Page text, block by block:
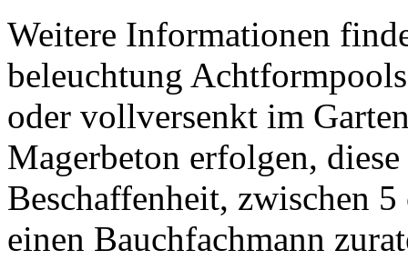
Weitere Informationen
beleuchtung
oder vollversenkt im
Magerbeton erfolgen,
Beschaffenheit, zwischen
einen Bauchfachmann